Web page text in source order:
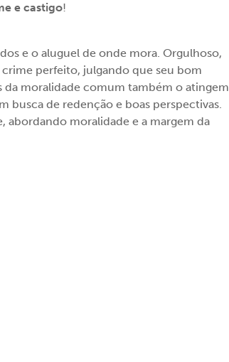
e castigo!
e o aluguel de onde mora. Orgulhoso,
perfeito, julgando que seu bom
moralidade comum também o atingem
busca de redenção e boas perspectivas.
abordando moralidade e a margem da